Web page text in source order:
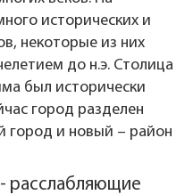
исторических и
некоторые из них
до н.э. Столица
был исторически
город разделен
город и новый – район
расслабляющие